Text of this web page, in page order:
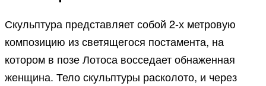
Скульптура представляет собой 2-х метровую
композицию из светящегося постамента, на
котором в позе Лотоса восседает обнаженная
женщина. Тело скульптуры расколото, и через